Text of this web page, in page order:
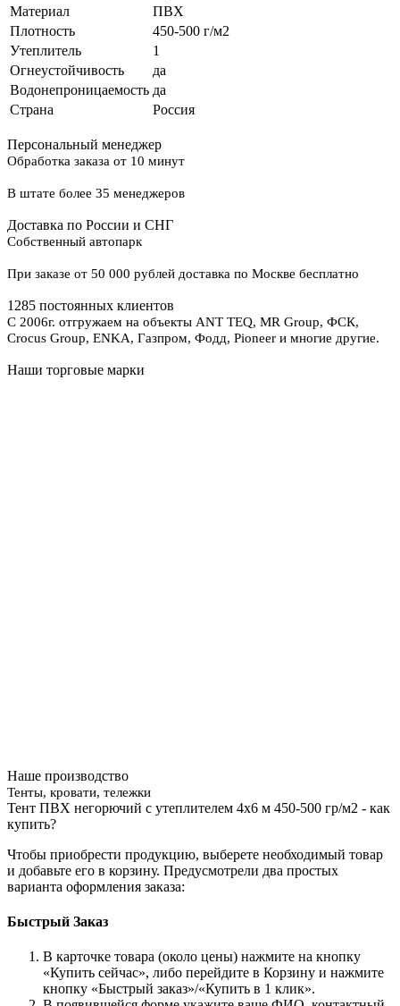
Материал
ПВХ
Плотность
450-500 г/м2
Утеплитель
1
Огнеустойчивость
да
Водонепроницаемость да
Страна
Россия
Персональный менеджер
Обработка заказа от 10 минут
В штате более 35 менеджеров
Доставка по России и СНГ
Собственный автопарк
При заказе от 50 000 рублей доставка по Москве бесплатно
1285 постоянных клиентов
С 2006г. отгружаем на объекты ANT TEQ, MR Group, ФСК,
Crocus Group, ENKA, Газпром, Фодд, Pioneer и многие другие.
Наши торговые марки
Наше производство
Тенты, кровати, тележки
Тент ПВХ негорючий с утеплителем 4х6 м 450-500 гр/м2 - как
купить?
Чтобы приобрести продукцию, выберете необходимый товар
и добавьте его в корзину. Предусмотрели два простых
варианта оформления заказа:
Быстрый Заказ
В карточке товара (около цены) нажмите на кнопку
«Купить сейчас», либо перейдите в Корзину и нажмите
кнопку «Быстрый заказ»/«Купить в 1 клик».